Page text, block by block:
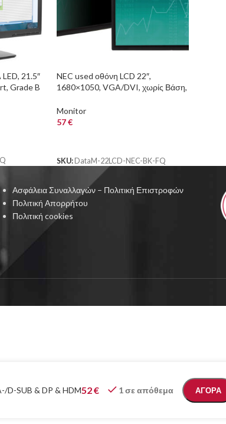
21.5″
Grade B
NEC used οθόνη LCD 22″,
1680×1050, VGA/DVI, χωρίς Βάση,
Monitor
57€
SKU: DataM-22LCD-NEC-BK-FQ
Ασφάλεια Συναλλαγών – Πολιτική Επιστροφών
Πολιτική Απορρήτου
Πολιτική cookies
D-SUB & DP & HDM52€ 1 σε απόθεμα ΑΓΟΡΑ